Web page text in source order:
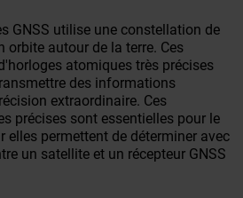
GNSS utilise une constellation de
orbite autour de la terre. Ces
atomiques très précises
des informations
extraordinaire. Ces
précises sont essentielles pour le
elles permettent de déterminer avec
un satellite et un récepteur GNSS